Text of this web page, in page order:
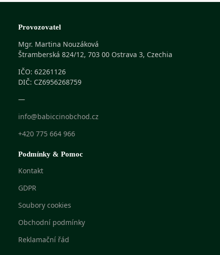
Provozovatel
Mgr. Martina Nouzáková
Štramberská 824/12, 703 00 Ostrava 3, Czechia
IČO: 62261126
DIČ: CZ6956268759
—
info@babiccinobchod.cz
+420 775 664 966
Podmínky & Pomoc
Kontakt
GDPR
Soubory cookies
Obchodní podmínky
Reklamační řád